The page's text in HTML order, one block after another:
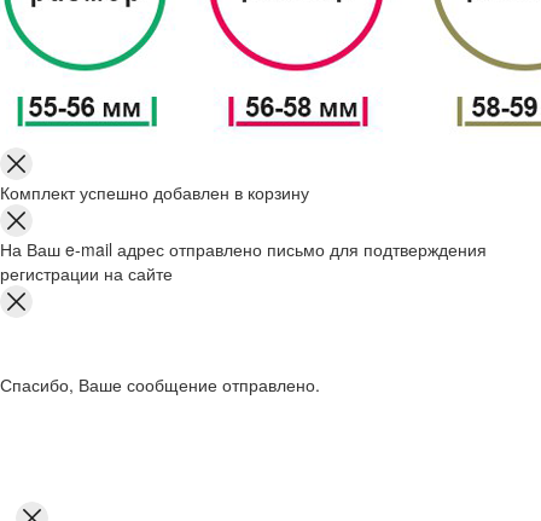
Комплект успешно добавлен в корзину
На Ваш e-mail адрес отправлено письмо для подтверждения
регистрации на сайте
Спасибо, Ваше сообщение отправлено.